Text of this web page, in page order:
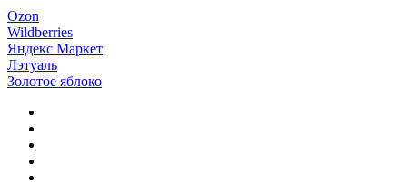
Ozon
Wildberries
Яндекс Маркет
Лэтуаль
Золотое яблоко